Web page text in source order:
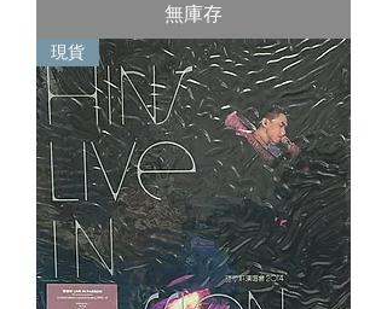
無庫存
現貨